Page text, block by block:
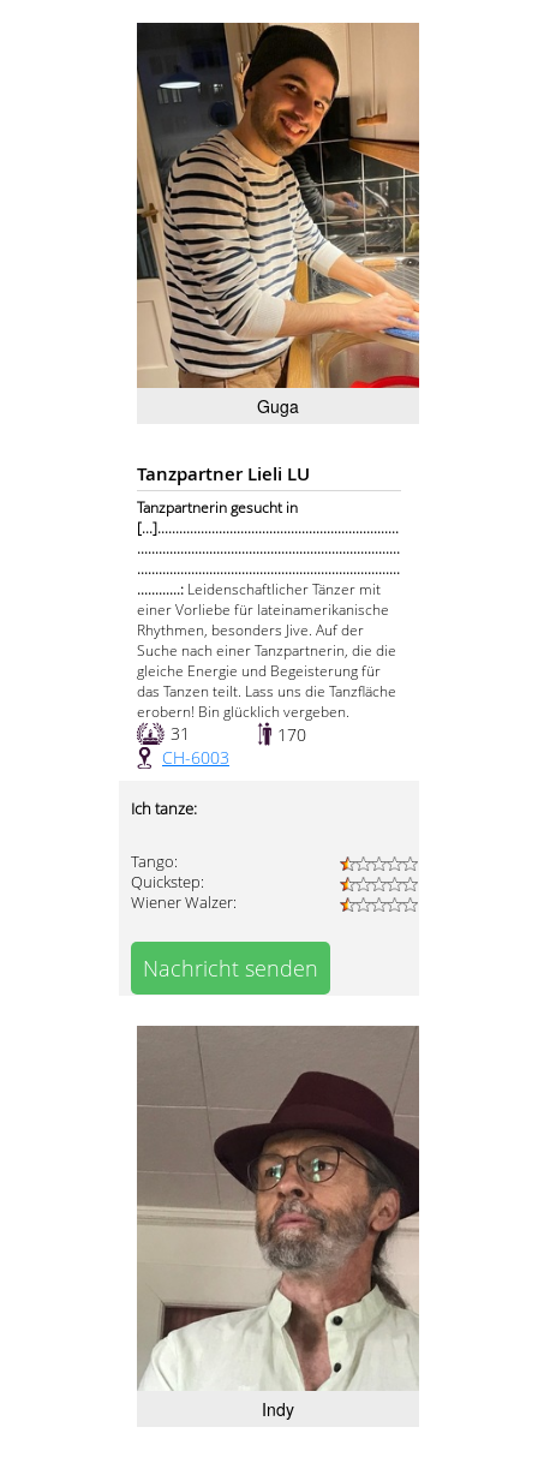
Guga
Tanzpartner Lieli LU
Tanzpartnerin gesucht in
[...]...................................................................
.........................................................................
.........................................................................
............: Leidenschaftlicher Tänzer mit
einer Vorliebe für lateinamerikanische
Rhythmen, besonders Jive. Auf der
Suche nach einer Tanzpartnerin, die die
gleiche Energie und Begeisterung für
das Tanzen teilt. Lass uns die Tanzfläche
erobern! Bin glücklich vergeben.
31
170
CH-6003
Ich tanze:
Tango:
Quickstep:
Wiener Walzer:
Nachricht senden
Indy